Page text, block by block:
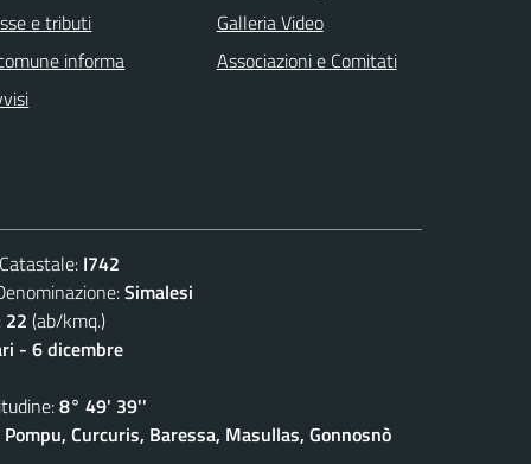
e tributi
informa
Galleria Video
Associazioni e Comitati
I742
Simalesi
22 (ab/kmq.)
- 6 dicembre
8° 49' 39''
Curcuris, Baressa, Masullas, Gonnosnò